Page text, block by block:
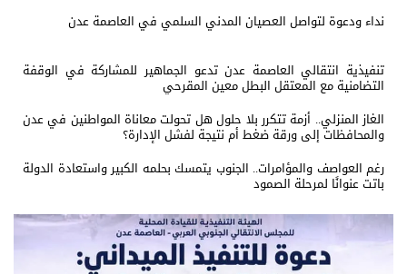
نداء ودعوة لتواصل العصيان المدني السلمي في العاصمة عدن
تنفيذية انتقالي العاصمة عدن تدعو الجماهير للمشاركة في الوقفة
التضامنية مع المعتقل البطل معين المقرحي
الغاز المنزلي.. أزمة تتكرر بلا حلول هل تحولت معاناة المواطنين في عدن
والمحافظات إلى ورقة ضغط أم نتيجة لفشل الإدارة؟
رغم العواصف والمؤامرات.. الجنوب يتمسك بحلمه الكبير واستعادة الدولة
باتت عنوانًا لمرحلة الصمود